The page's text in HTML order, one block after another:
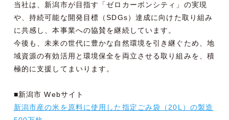
当社は、新潟市が目指す「ゼロカーボンシティ」の実現
や、持続可能な開発目標（SDGs）達成に向けた取り組み
に共感し、本事業への協賛を継続しています。
今後も、未来の世代に豊かな自然環境を引き継ぐため、地
域資源の有効活用と環境保全を両立させる取り組みを、積
極的に支援してまいります。
■新潟市 Webサイト
新潟市産の米を原料に使用した指定ごみ袋（20L）の製造